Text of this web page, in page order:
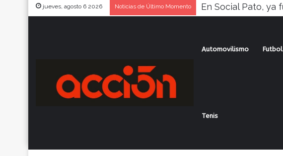
jueves, agosto 6 2026 Noticias de Último Momento
Automovilismo Futbol
Tenis